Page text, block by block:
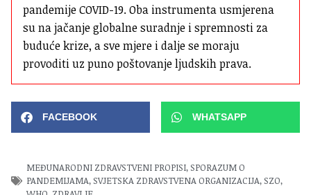
pandemije COVID-19. Oba instrumenta usmjerena
su na jačanje globalne suradnje i spremnosti za
buduće krize, a sve mjere i dalje se moraju
provoditi uz puno poštovanje ljudskih prava.
FACEBOOK WHATSAPP
MEĐUNARODNI ZDRAVSTVENI PROPISI, SPORAZUM O
PANDEMIJAMA, SVJETSKA ZDRAVSTVENA ORGANIZACIJA, SZO,